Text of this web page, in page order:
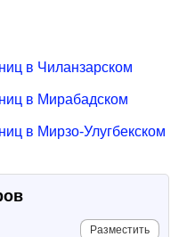
в Чиланзарском
в Мирабадском
в Мирзо-Улугбекском
Разместить